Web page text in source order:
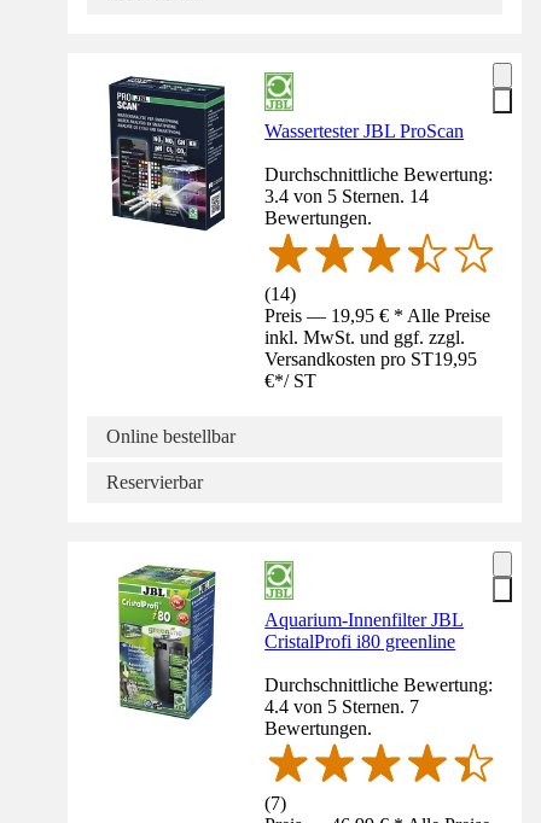
Wassertester JBL ProScan
Durchschnittliche Bewertung:
3.4 von 5 Sternen. 14
Bewertungen.
(14)
Preis — 19,95 € * Alle Preise
inkl. MwSt. und ggf. zzgl.
Versandkosten pro ST19,95
€*/ ST
Online bestellbar
Reservierbar
Aquarium-Innenfilter JBL
CristalProfi i80 greenline
Durchschnittliche Bewertung:
4.4 von 5 Sternen. 7
Bewertungen.
(7)